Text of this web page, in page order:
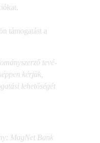
támo­ga­tást a
tevé­
kér­jük,
lehe­tő­sé­gét
Mag­Net Bank